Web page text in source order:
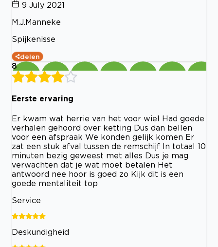
9 July 2021
M.J.Manneke
Spijkenisse
delen
8
Eerste ervaring
Er kwam wat herrie van het voor wiel Had goede
verhalen gehoord over ketting Dus dan bellen
voor een afspraak We konden gelijk komen Er
zat een stuk afval tussen de remschijf In totaal 10
minuten bezig geweest met alles Dus je mag
verwachten dat je wat moet betalen Het
antwoord nee hoor is goed zo Kijk dit is een
goede mentaliteit top
Service
Deskundigheid